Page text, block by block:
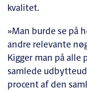
kvalitet.
»Man burde se på
andre relevante
Kigger man på alle
samlede
procent af den